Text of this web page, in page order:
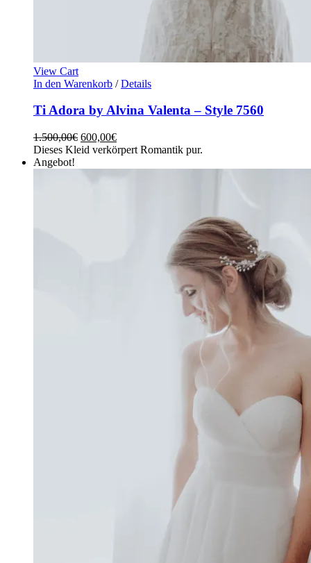
View Cart
In den Warenkorb / Details
Ti Adora by Alvina Valenta – Style 7560
1.500,00€ 600,00€
Dieses Kleid verkörpert Romantik pur.
Angebot!